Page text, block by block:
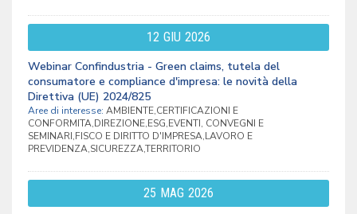
12 GIU 2026
Webinar Confindustria - Green claims, tutela del
consumatore e compliance d'impresa: le novità della
Direttiva (UE) 2024/825
Aree di interesse: AMBIENTE,CERTIFICAZIONI E
CONFORMITA,DIREZIONE,ESG,EVENTI, CONVEGNI E
SEMINARI,FISCO E DIRITTO D'IMPRESA,LAVORO E
PREVIDENZA,SICUREZZA,TERRITORIO
25 MAG 2026